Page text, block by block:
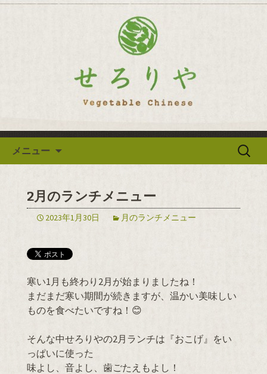
逗子の野菜を使った創作中華
「せろりや」のブログ
逗子の野菜を使った創作中華「せろり
メニュー
検
2月のランチメニュー
2023年1月30日 月のランチメニュー
寒い1月も終わり2月が始まりましたね！
まだまだ寒い期間が続きますが、温かい美味しい
ものを食べたいですね！😊
そんな中せろりやの2月ランチは『おこげ』をい
っぱいに使った
味よし、音よし、歯ごたえもよし！